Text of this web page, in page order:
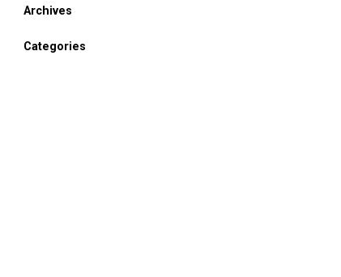
Archives
Categories